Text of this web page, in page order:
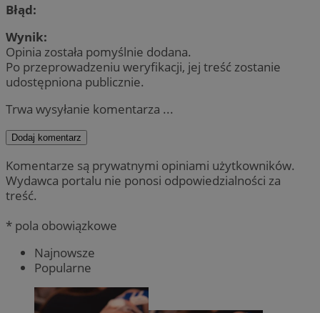
Błąd:
Wynik:
Opinia została pomyślnie dodana.
Po przeprowadzeniu weryfikacji, jej treść zostanie
udostępniona publicznie.
Trwa wysyłanie komentarza ...
Dodaj komentarz
Komentarze są prywatnymi opiniami użytkowników.
Wydawca portalu nie ponosi odpowiedzialności za
treść.
* pola obowiązkowe
Najnowsze
Popularne